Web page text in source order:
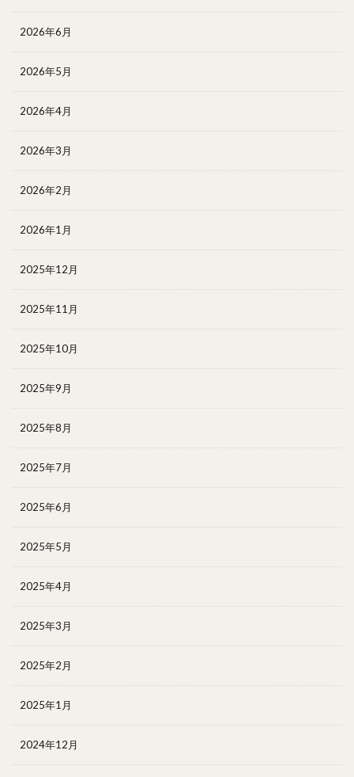
2026年6月
2026年5月
2026年4月
2026年3月
2026年2月
2026年1月
2025年12月
2025年11月
2025年10月
2025年9月
2025年8月
2025年7月
2025年6月
2025年5月
2025年4月
2025年3月
2025年2月
2025年1月
2024年12月